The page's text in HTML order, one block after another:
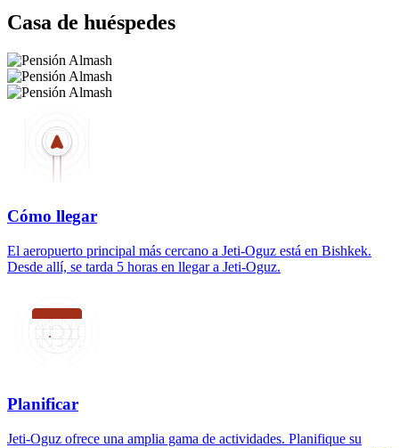
Casa de huéspedes
Cómo llegar
El aeropuerto principal más cercano a Jeti-Oguz está en Bishkek.
Desde allí, se tarda 5 horas en llegar a Jeti-Oguz.
Planificar
Jeti-Oguz ofrece una amplia gama de actividades. Planifique su